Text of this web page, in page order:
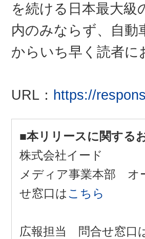
を続ける日本最大級
内のみならず、自動
からいち早く読者
URL： https://
■本リリースに関する
株式会社イード
メディア事業本部
せ窓口はこちら
広報担当 問合せ窓口